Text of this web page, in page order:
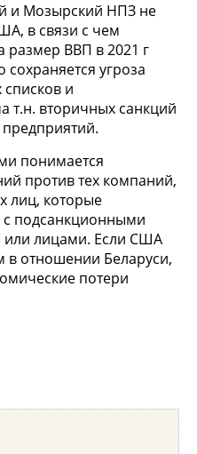
и Мозырский НПЗ не
в связи с чем
размер ВВП в 2021 г
угроза
и
т.н. вторичных санкций
понимается
против тех компаний,
лиц, которые
с подсанкционными
или лицами. Если США
в отношении Беларуси,
потери